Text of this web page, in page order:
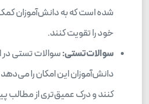
شده است که به دانش‌آموزان
خود را تقویت کنند.
سوالات تستی:سوالات تستی در
دانش‌آموزان این امکان را
کنند و درک عمیق‌تری از مطالب